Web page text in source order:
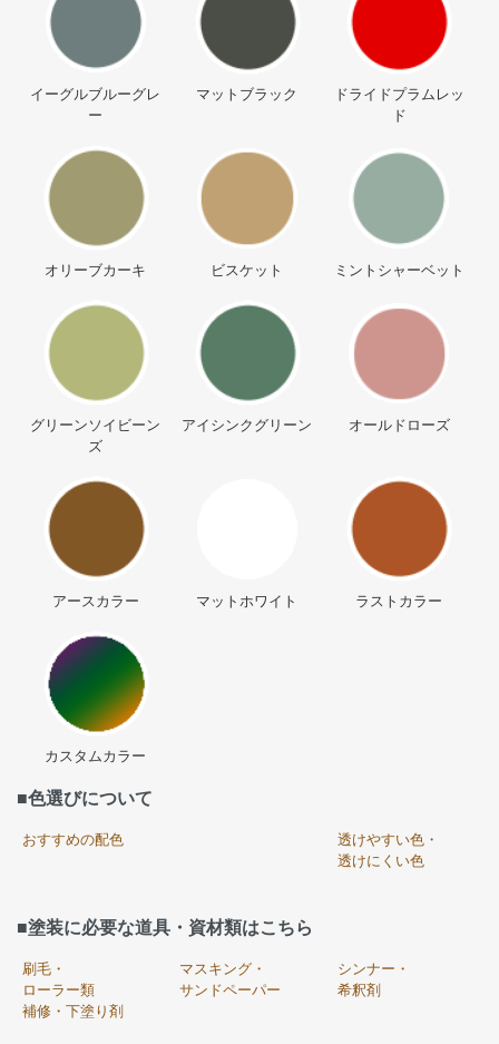
イーグルブルーグレ
ー
マットブラック
ドライドプラムレッ
ド
オリーブカーキ ビスケット ミントシャーベット
グリーンソイビーン
ズ
アイシンクグリーン オールドローズ
アースカラー マットホワイト ラストカラー
カスタムカラー
■色選びについて
おすすめの配色
透けやすい色・
透けにくい色
■塗装に必要な道具・資材類はこちら
刷毛・
ローラー類
マスキング・
サンドペーパー
シンナー・
希釈剤
補修・下塗り剤